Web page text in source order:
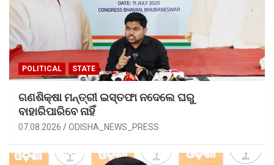
POLITICAL STATE
ଗଣଶିକ୍ଷା ମନ୍ତ୍ରୀ ଇସ୍ତଫା ନଦେଲେ ଘରୁ
ବାହାରିପାରିବେ ନାହିଁ
07.08.2026 ODISHA_NEWS_PRESS